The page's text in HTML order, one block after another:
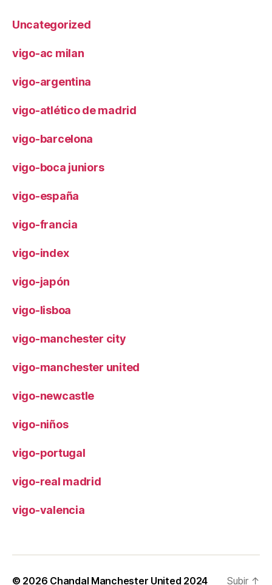
Uncategorized
vigo-ac milan
vigo-argentina
vigo-atlético de madrid
vigo-barcelona
vigo-boca juniors
vigo-españa
vigo-francia
vigo-index
vigo-japón
vigo-lisboa
vigo-manchester city
vigo-manchester united
vigo-newcastle
vigo-niños
vigo-portugal
vigo-real madrid
vigo-valencia
© 2026 Chandal Manchester United 2024 Subir ↑